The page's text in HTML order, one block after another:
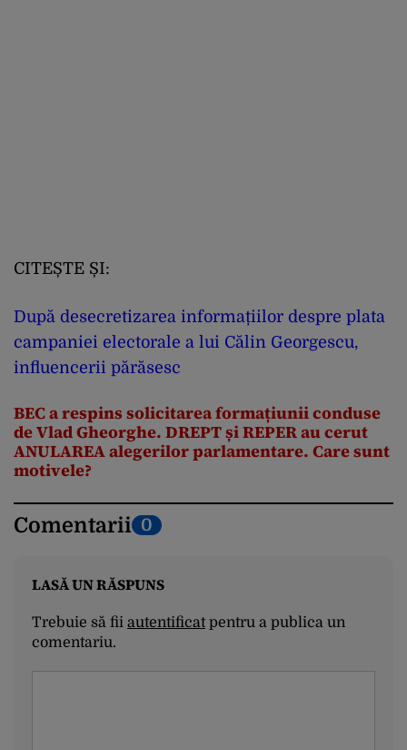
CITEȘTE ȘI:
După desecretizarea informațiilor despre plata
campaniei electorale a lui Călin Georgescu,
influencerii părăsesc
BEC a respins solicitarea formațiunii conduse
de Vlad Gheorghe. DREPT și REPER au cerut
ANULAREA alegerilor parlamentare. Care sunt
motivele?
Comentarii 0
LASĂ UN RĂSPUNS
Trebuie să fii autentificatpentru a publica un
comentariu.